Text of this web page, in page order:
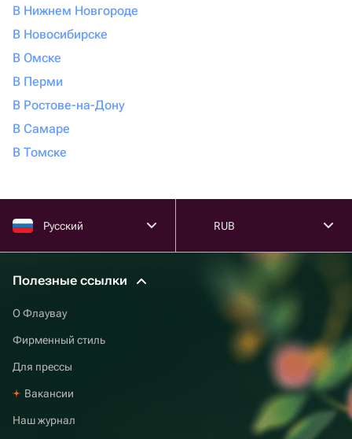
В Нижнем Новгороде
В Новосибирске
В Омске
В Перми
В Ростове-на-Дону
В Самаре
В Томске
Русский RUB
Полезные ссылки
О Флаувау
Фирменный стиль
Для прессы
Вакансии
Наш журнал